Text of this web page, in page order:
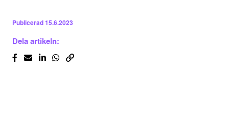
Publicerad15.6.2023
Dela artikeln: